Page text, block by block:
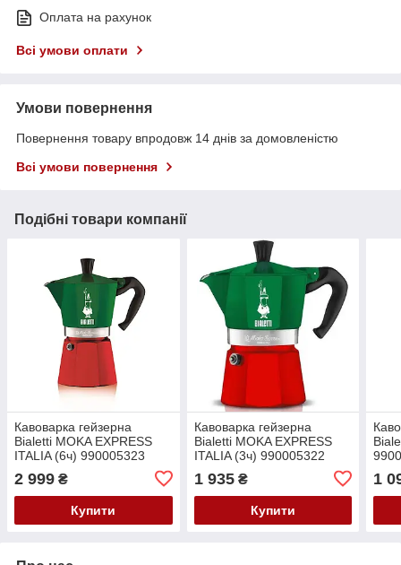
Оплата на рахунок
Всі умови оплати
Умови повернення
Повернення товару впродовж 14 днів за домовленістю
Всі умови повернення
Подібні товари компанії
Кавоварка гейзерна
Bialetti MOKA EXPRESS
ITALIA (6ч) 990005323
2 999 ₴
Купити
Кавоварка гейзерна
Bialetti MOKA EXPRESS
ITALIA (3ч) 990005322
1 935₴
Купити
1